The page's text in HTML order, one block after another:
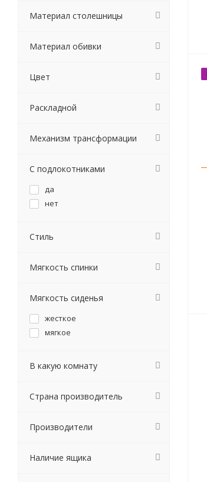
Материал столешницы
Материал обивки
Цвет
Раскладной
Механизм трансформации
С подлокотниками
да
нет
Стиль
Мягкость спинки
Мягкость сиденья
жесткое
мягкое
В какую комнату
Страна производитель
Производители
Наличие ящика